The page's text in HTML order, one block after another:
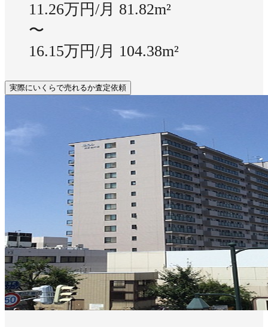
11.26万円/月 81.82m²
〜
16.15万円/月 104.38m²
実際にいくらで売れるか査定依頼